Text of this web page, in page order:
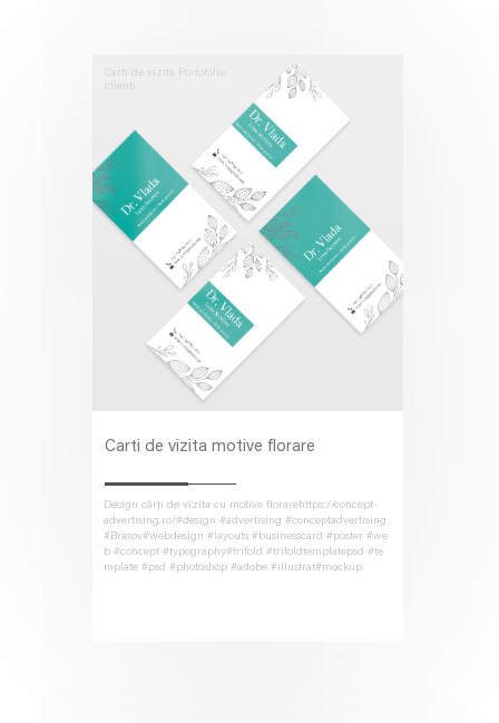
Carti de vizita Portofoliu
clienti
Carti de vizita motive florare
Design cărți de vizita cu motive florarehttps://concept-
advertising.ro/#design #advertising #conceptadvertising
#Brasov#webdesign #layouts #businesscard #poster #we
b #concept #typography#trifold #trifoldtemplatepsd #te
mplate #psd #photoshop #adobe #illustrat#mockup